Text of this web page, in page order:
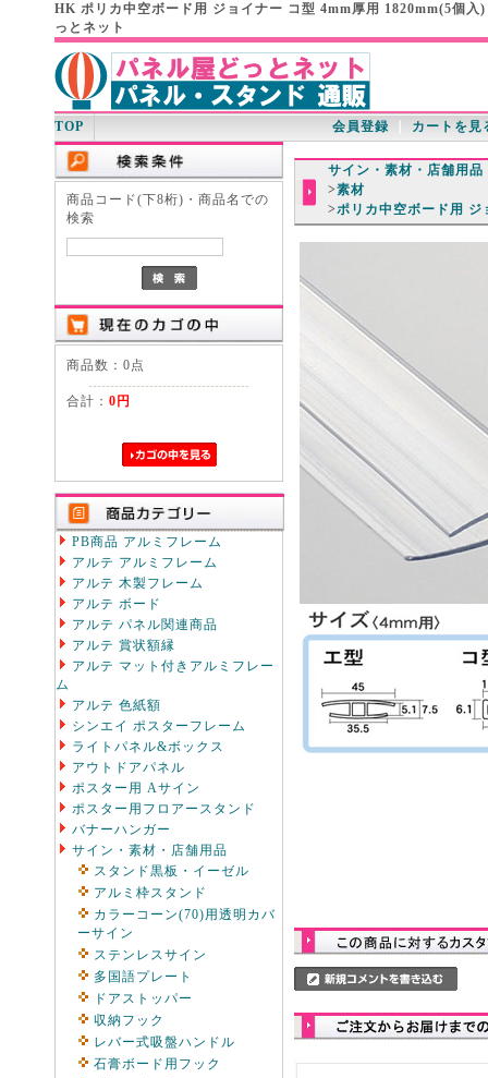
HK ポリカ中空ボード用 ジョイナー コ型 4mm厚用 1820mm(5個
っとネット
TOP 会員登録 カートを見
商品コード(下8桁)・商品名での
検索
商品数：0点
合計： 0円
PB商品 アルミフレーム
アルテ アルミフレーム
アルテ 木製フレーム
アルテ ボード
アルテ パネル関連商品
アルテ 賞状額縁
アルテ マット付きアルミフレー
ム
アルテ 色紙額
シンエイ ポスターフレーム
ライトパネル&ボックス
アウトドアパネル
ポスター用 Aサイン
ポスター用フロアースタンド
バナーハンガー
サイン・素材・店舗用品
スタンド黒板・イーゼル
アルミ枠スタンド
カラーコーン(70)用透明カバ
ーサイン
ステンレスサイン
多国語プレート
ドアストッパー
収納フック
レバー式吸盤ハンドル
石膏ボード用フック
サイン・素材・店舗用品
>素材
>ポリカ中空ボード用 ジ